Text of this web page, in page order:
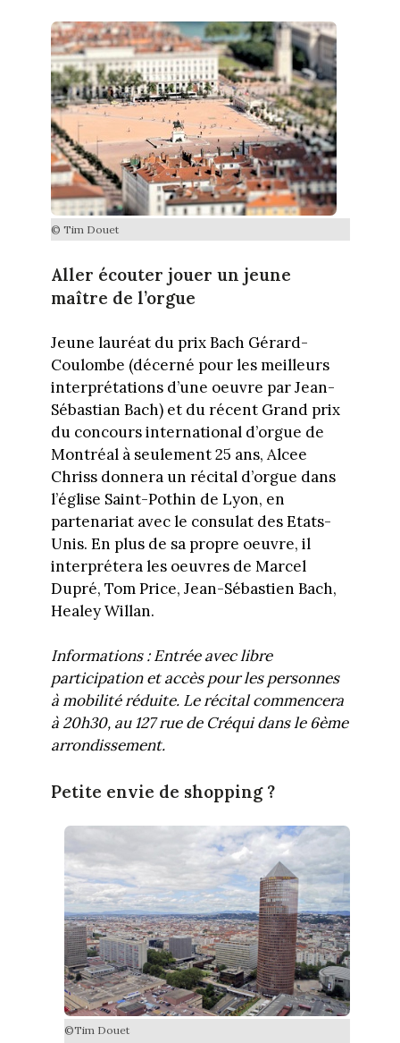
© Tim Douet
Aller écouter jouer un jeune
maître de l’orgue
Jeune lauréat du prix Bach Gérard-
Coulombe (décerné pour les meilleurs
interprétations d’une oeuvre par Jean-
Sébastian Bach) et du récent Grand prix
du concours international d’orgue de
Montréal à seulement 25 ans, Alcee
Chriss donnera un récital d’orgue dans
l’église Saint-Pothin de Lyon, en
partenariat avec le consulat des Etats-
Unis. En plus de sa propre oeuvre, il
interprétera les oeuvres de Marcel
Dupré, Tom Price, Jean-Sébastien Bach,
Healey Willan.
Informations : Entrée avec libre
participation et accès pour les personnes
à mobilité réduite. Le récital commencera
à 20h30, au 127 rue de Créqui dans le 6ème
arrondissement.
Petite envie de shopping ?
©Tim Douet